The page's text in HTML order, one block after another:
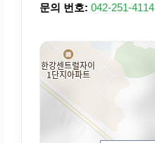
문의 번호: 042-251-4114